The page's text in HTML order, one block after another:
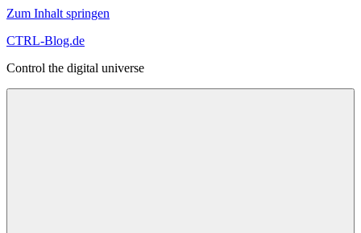
Zum Inhalt springen
CTRL-Blog.de
Control the digital universe